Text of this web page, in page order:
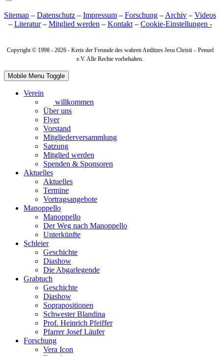
Sitemap – Datenschutz – Impressum – Forschung – Archiv – Videos
– Literatur– Mitglied werden – Kontakt– Cookie‑Einstellungen -
Copyright © 1998 - 2026 - Kreis der Freunde des wahren Antlitzes Jesu Christi – Penuel
e.V. Alle Rechte vorbehalten.
Mobile Menu Toggle
Verein
willkommen
Über uns
Flyer
Vorstand
Mitgliederversammlung
Satzung
Mitglied werden
Spenden & Sponsoren
Aktuelles
Aktuelles
Termine
Vortragsangebote
Manoppello
Manoppello
Der Weg nach Manoppello
Unterkünfte
Schleier
Geschichte
Diashow
Die Abgarlegende
Grabtuch
Geschichte
Diashow
Soprapositionen
Schwester Blandina
Prof. Heinrich Pfeiffer
Pfarrer Josef Läufer
Forschung
Vera Icon